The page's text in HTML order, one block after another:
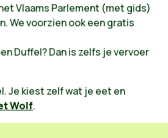
Vlaams Parlement (met gids)
We voorzien ook een gratis
Duffel? Dan is zelfs je vervoer
Je kiest zelf wat je eet en
Wolf.